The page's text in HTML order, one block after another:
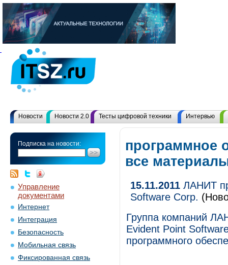
Новости Новости 2.0 Тесты цифровой техники Интервью
Подписка на новости:
Управление
документами
Интернет
Интеграция
Безопасность
Мобильная связь
Фиксированная связь
программное
все
15.11.2011 ЛАНИТ
Software Corp.
Группа компаний
Evident Point
программного